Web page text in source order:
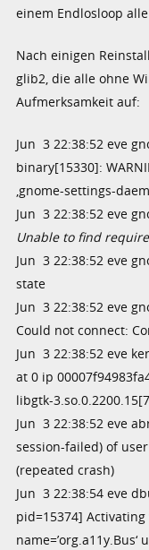
einem Endlosloop
Nach einigen
glib2, die alle ohne
Aufmerksamkeit auf:
Jun 3 22:38:52 eve
binary[15330]:
‚gnome-settings-
Jun 3 22:38:52 eve
Unable to find
Jun 3 22:38:52 eve
state
Jun 3 22:38:52 eve
Could not connect:
Jun 3 22:38:52 eve
at 0 ip
libgtk-
Jun 3 22:38:52 eve
session-failed) of
(repeated crash)
Jun 3 22:38:54 eve
pid=15374]